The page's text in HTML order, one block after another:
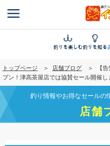
ン
ツ
に
移
動
釣りを楽しむ釣りを知る
トップページ 店舗ブログ
【
プン！津高茶屋店では協賛セール開催し
釣り情報やお得なセールの
店舗